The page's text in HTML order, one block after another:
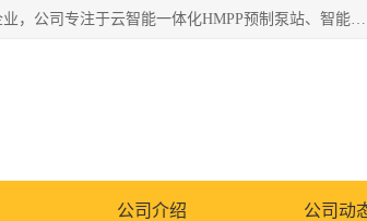
青岛铭源环保科技有限公司是一家专注于环保与智慧水务领域的先进科技企业，公司专注于云智能一体化HMPP预制泵站、智能截流井设备、调蓄池雨洪管理设备、水务循环利用、云智慧水务开发及新型环保技术研发等领域。
公司介绍 公司动